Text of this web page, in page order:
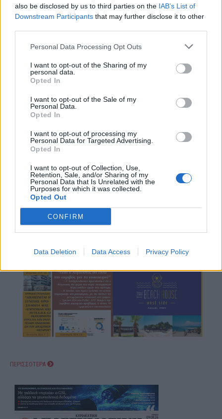
also be disclosed by us to third parties on the IAB’s List of
Downstream Participants that may further disclose it to other
Personal Data Processing Opt Outs
I want to opt-out of the Sharing of my
personal data.
Opted In
I want to opt-out of the Sale of my
Personal Data.
Opted In
I want to opt-out of processing my
Personal Data for Targeted Advertising.
Opted In
I want to opt-out of Collection, Use,
Retention, Sale, and/or Sharing of my
Personal Data that Is Unrelated with the
Purposes for which it was collected.
Opted Out
CONFIRM
Data Deletion Data Access Privacy Policy
ΘΡΑΚΙΚΗ ΑΓΟΡΑ : 06 ΑΥΓΟΥΣΤΟΥ 2026
ΠΕΡΙΣΣΟΤΕΡΑ